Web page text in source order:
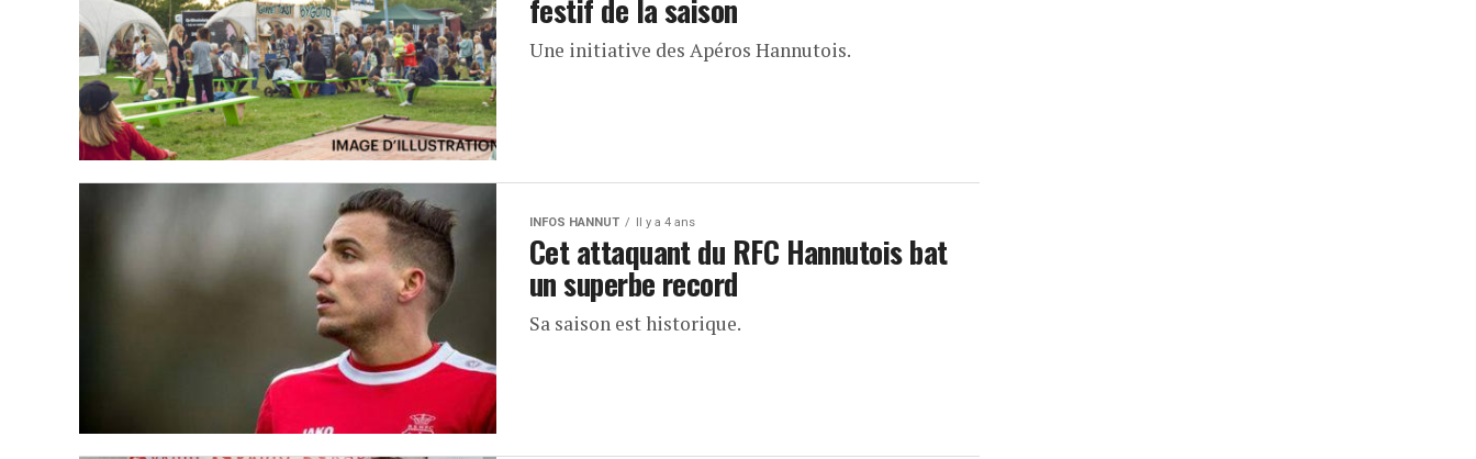
festif de la saison
Une initiative des Apéros Hannutois.
INFOS HANNUT Il y a 4 ans
Cet attaquant du RFC Hannutois bat
un superbe record
Sa saison est historique.